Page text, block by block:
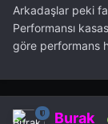
Arkadaşlar peki
Performansı
göre performans
Burak